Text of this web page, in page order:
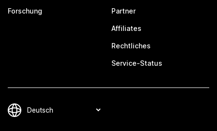
Forschung Partner
Affiliates
Rechtliches
Service-Status